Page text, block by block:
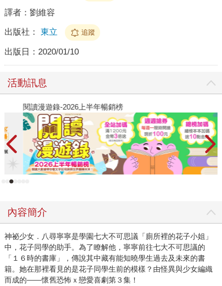
譯者： 劉維容
出版社： 東立 追蹤
出版日： 2020/01/10
活動訊息
閱讀漫遊錄-2026上半年暢銷榜
內容簡介
神祕少女．八尋寧寧是學園七大不可思議「廁所裡的花子小姐」
中，花子同學的助手。為了瞭解他，寧寧前往七大不可思議的
「１６時的書庫」，傳說其中藏有能知曉學生過去及未來的書
籍。她在那裡看見的是花子同學生前的模樣？由怪異與少女編織
而成的——懷舊恐怖ｘ戀愛喜劇第３集！